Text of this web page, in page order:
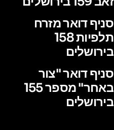
סניף דואר מזרח
תלפיות 158
בירושלים
סניף דואר "צור
באחר" מספר 155
בירושלים